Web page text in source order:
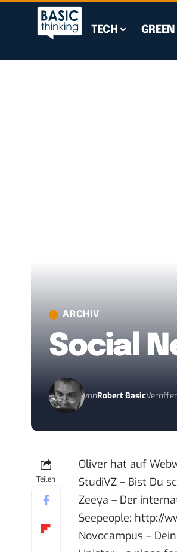
TECH GREEN
ARCHIV
Social
vonRobert Basic
Teilen
Oliver hat auf
StudiVZ – Bist Du
Zeeya – Der
Seepeople: http://
Novocampus –